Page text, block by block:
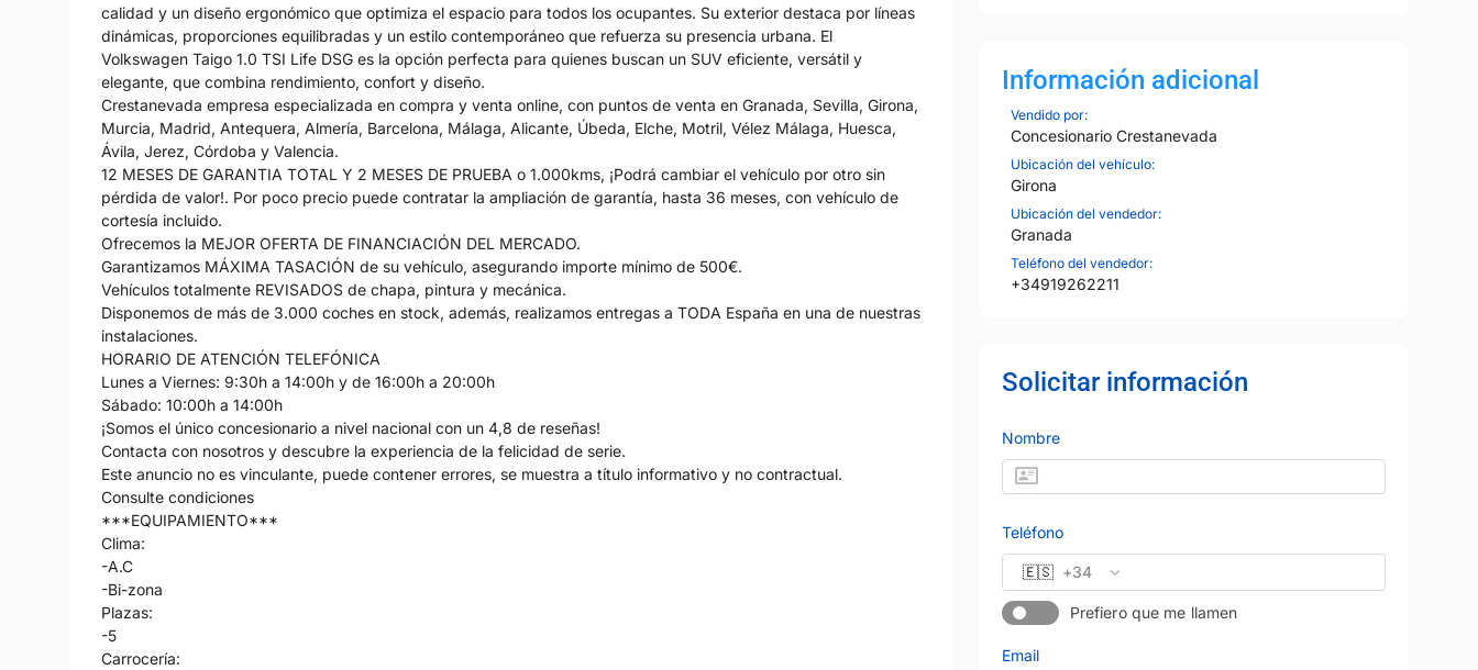
calidad y un diseño ergonómico que optimiza el espacio para todos los ocupantes. Su exterior destaca por líneas
dinámicas, proporciones equilibradas y un estilo contemporáneo que refuerza su presencia urbana. El
Volkswagen Taigo 1.0 TSI Life DSG es la opción perfecta para quienes buscan un SUV eficiente, versátil y
elegante, que combina rendimiento, confort y diseño.
Crestanevada empresa especializada en compra y venta online, con puntos de venta en Granada, Sevilla, Girona,
Murcia, Madrid, Antequera, Almería, Barcelona, Málaga, Alicante, Úbeda, Elche, Motril, Vélez Málaga, Huesca,
Ávila, Jerez, Córdoba y Valencia.
12 MESES DE GARANTIA TOTAL Y 2 MESES DE PRUEBA o 1.000kms, ¡Podrá cambiar el vehículo por otro sin
pérdida de valor!. Por poco precio puede contratar la ampliación de garantía, hasta 36 meses, con vehículo de
cortesía incluido.
Ofrecemos la MEJOR OFERTA DE FINANCIACIÓN DEL MERCADO.
Garantizamos MÁXIMA TASACIÓN de su vehículo, asegurando importe mínimo de 500€.
Vehículos totalmente REVISADOS de chapa, pintura y mecánica.
Disponemos de más de 3.000 coches en stock, además, realizamos entregas a TODA España en una de nuestras
instalaciones.
HORARIO DE ATENCIÓN TELEFÓNICA
Lunes a Viernes: 9:30h a 14:00h y de 16:00h a 20:00h
Sábado: 10:00h a 14:00h
¡Somos el único concesionario a nivel nacional con un 4,8 de reseñas!
Contacta con nosotros y descubre la experiencia de la felicidad de serie.
Este anuncio no es vinculante, puede contener errores, se muestra a título informativo y no contractual.
Consulte condiciones
***EQUIPAMIENTO***
Clima:
-A.C
-Bi-zona
Plazas:
-5
Carrocería:
Información adicional
Vendido por:
Concesionario Crestanevada
Ubicación del vehículo:
Girona
Ubicación del vendedor:
Granada
Teléfono del vendedor:
+34919262211
Solicitar información
Nombre
Teléfono
🇪🇸 +34
Prefiero que me llamen
Email